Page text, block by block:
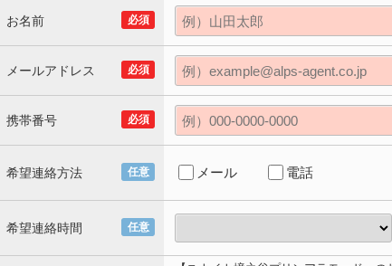
必須
お名前
必須
メールアドレス
必須
携帯番号
任意
希望連絡方法 メール 電話
任意
希望連絡時間